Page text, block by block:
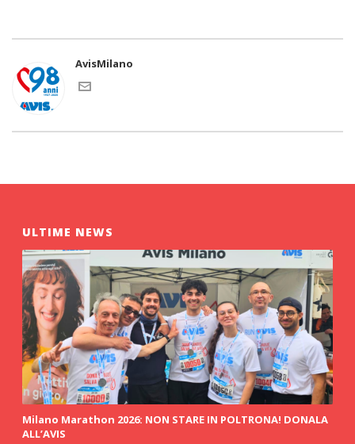
AvisMilano
ULTIME NEWS
Milano Marathon 2026: NON STARE IN POLTRONA! DONALA
ALL’AVIS